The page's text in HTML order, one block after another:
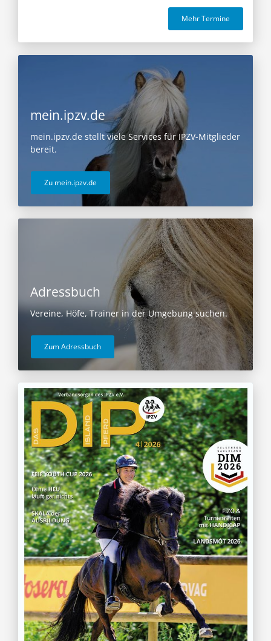
Mehr Termine
mein.ipzv.de
mein.ipzv.de stellt viele Services für IPZV-Mitglieder
bereit.
Zu mein.ipzv.de
Adressbuch
Vereine, Höfe, Trainer in der Umgebung suchen.
Zum Adressbuch